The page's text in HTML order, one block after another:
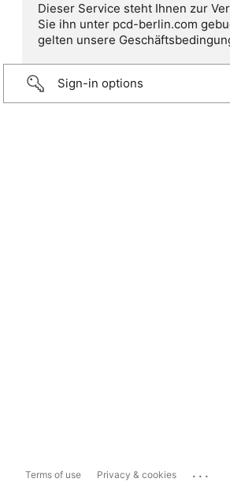
Dieser Service steht Ihnen zur
Sie ihn unter pcd-berlin.com
gelten unsere
Sign-in options
Terms of use Privacy & cookies ...